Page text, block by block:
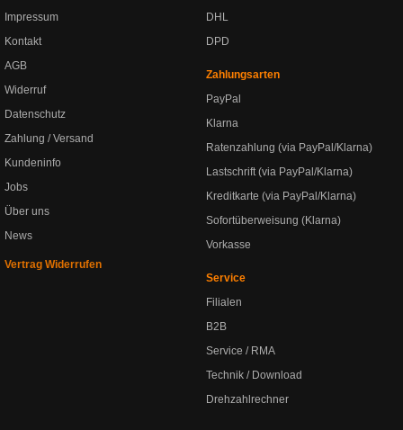
Impressum
Kontakt
AGB
Widerruf
Datenschutz
Zahlung / Versand
Kundeninfo
Jobs
Über uns
News
Vertrag Widerrufen
DHL
DPD
Zahlungsarten
PayPal
Klarna
Ratenzahlung (via PayPal/Klarna)
Lastschrift (via PayPal/Klarna)
Kreditkarte (via PayPal/Klarna)
Sofortüberweisung (Klarna)
Vorkasse
Service
Filialen
B2B
Service / RMA
Technik / Download
Drehzahlrechner